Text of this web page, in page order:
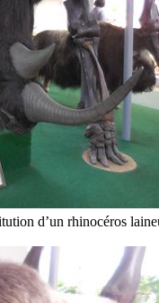
d’un rhinocéros